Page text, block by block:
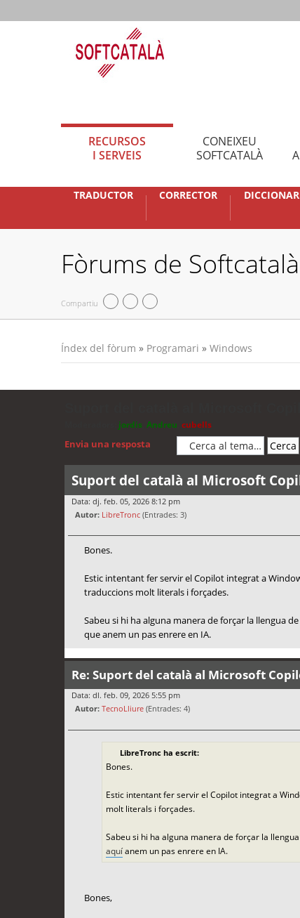
RECURSOS
I SERVEIS
CONEIXEU
SOFTCATALÀ
TRADUCTOR CORRECTOR
Fòrums de Softcatalà
Compartiu
Índex del fòrum » Programari » Windows
jordis Andreu cubells
Envia una resposta
Suport del català al Microsoft
Data: dj. feb. 05, 2026 8:12 pm
Autor: LibreTronc (Entrades: 3)
Bones.
Estic intentant fer servir el Copilot integrat a
traduccions molt literals i forçades.
Sabeu si hi ha alguna manera de forçar la llengua
que anem un pas enrere en IA.
Re: Suport del català al Microsoft
Data: dl. feb. 09, 2026 5:55 pm
Autor: TecnoLliure (Entrades: 4)
LibreTronc ha escrit:
Bones.
Estic intentant fer servir el Copilot integrat a
molt literals i forçades.
Sabeu si hi ha alguna manera de forçar la
aquíanem un pas enrere en IA.
Bones,